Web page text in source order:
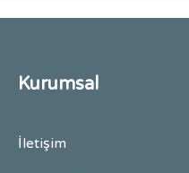
Kurumsal
İletişim